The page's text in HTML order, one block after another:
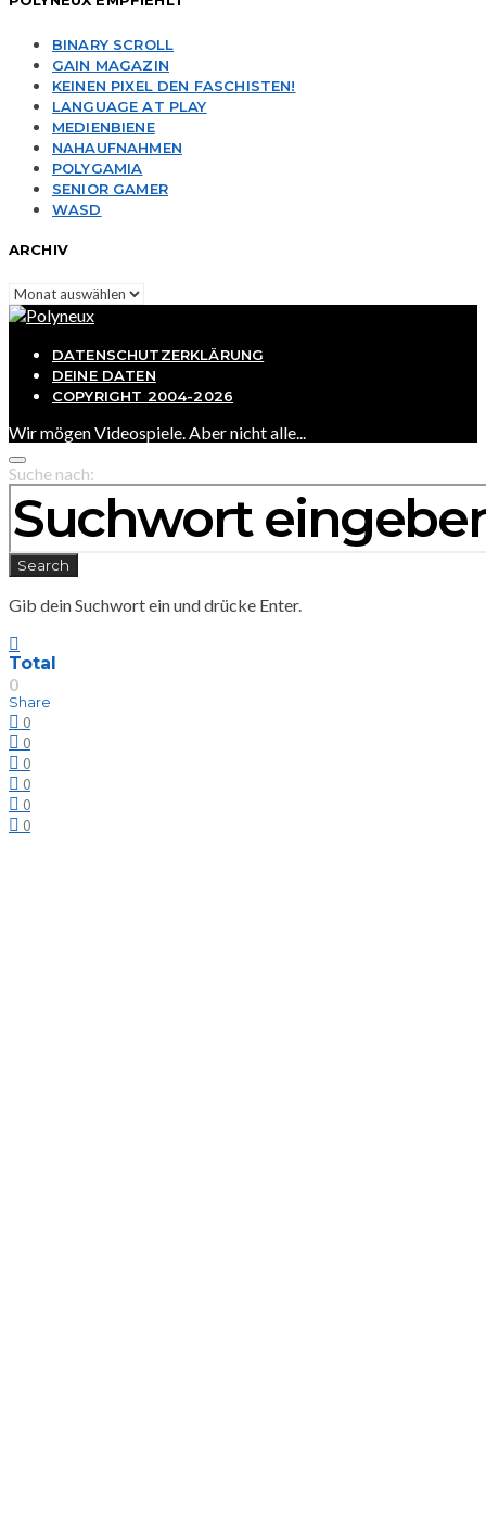
BINARY SCROLL
GAIN MAGAZIN
KEINEN PIXEL DEN FASCHISTEN!
LANGUAGE AT PLAY
MEDIENBIENE
NAHAUFNAHMEN
POLYGAMIA
SENIOR GAMER
WASD
ARCHIV
Archiv
DATENSCHUTZERKLÄRUNG
DEINE DATEN
COPYRIGHT 2004-2026
Wir mögen Videospiele. Aber nicht alle...
Suche nach:
Search
Gib dein Suchwort ein und drücke Enter.
Total
0
Share
0
0
0
0
0
0